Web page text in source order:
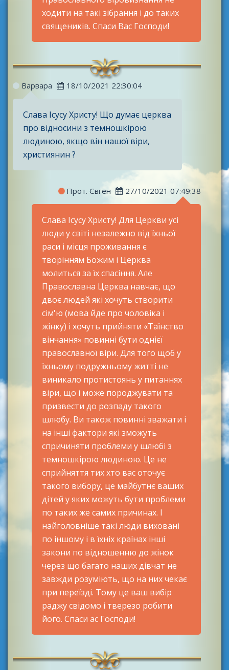
ходити на такі зібрання і до таких
священиків. Спаси Вас Господи!
Варвара 18/10/2021 22:30:04
Слава Ісусу Христу! Що думає церква
про відносини з темношкірою
людиною, якщо він нашої віри,
християнин ?
Прот. Євген 27/10/2021 07:49:38
Слава Ісусу Христу! Для Церкви усі
люди у світі незалежно від їхньої
раси і місця проживання є
творінням Божим і Церква
молиться за їх спасіння. Але
Православна Церква навчає, що
двоє людей які хочуть створити
сім'ю (мова йде про чоловіка і
жінку) і хочуть прийняти «Таїнство
вінчання» повинні бути однієї
православної віри. Для того щоб у
їхньому подружньому житті не
виникало протистоянь у питаннях
віри, що і може породжувати та
призвести до розпаду такого
шлюбу. Ви також повинні зважати і
на інші фактори які зможуть
спричиняти проблеми у шлюбі з
темношкірою людиною. Це не
сприйняття тих хто вас оточує
такого вибору, це майбутнє ваших
дітей у яких можуть бути проблеми
по таких же самих причинах. І
найголовніше такі люди виховані
по іншому і в їхніх країнах інші
закони по відношенню до жінок
через що багато наших дівчат не
завжди розуміють, що на них чекає
при переїзді. Тому це ваш вибір
раджу свідомо і тверезо робити
його. Спаси ас Господи!